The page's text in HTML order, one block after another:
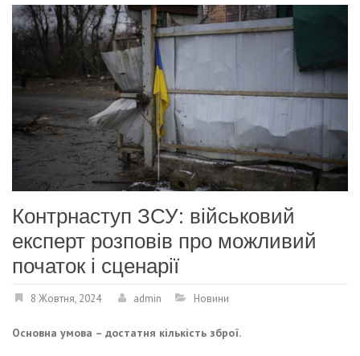
Контрнаступ ЗСУ: військовий
експерт розповів про можливий
початок і сценарії
8 Жовтня, 2024 admin Новини
Основна умова – достатня кількість зброї.